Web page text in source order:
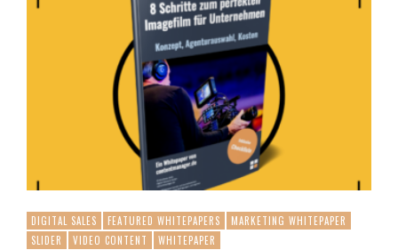
DIGITAL SALES FEATURED WHITEPAPERS
MARKETING WHITEPAPER
SLIDER
VIDEO CONTENT WHITEPAPER